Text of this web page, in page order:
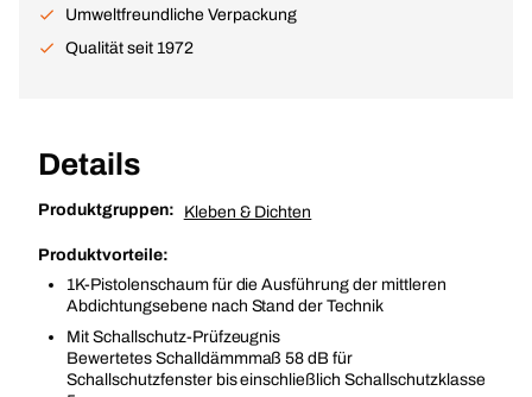
Umweltfreundliche Verpackung
Qualität seit 1972
Details
Produktgruppen: Kleben & Dichten
Produktvorteile:
1K-Pistolenschaum für die Ausführung der mittleren
Abdichtungsebene nach Stand der Technik
Mit Schallschutz-Prüfzeugnis
Bewertetes Schalldämmmaß 58 dB für
Schallschutzfenster bis einschließlich Schallschutzklasse